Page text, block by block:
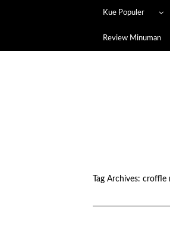
Kue Populer
Review Minuman
Tag Archives: croffle